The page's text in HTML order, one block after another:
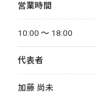
営業時間
10:00 〜 18:00
代表者
加藤 尚未